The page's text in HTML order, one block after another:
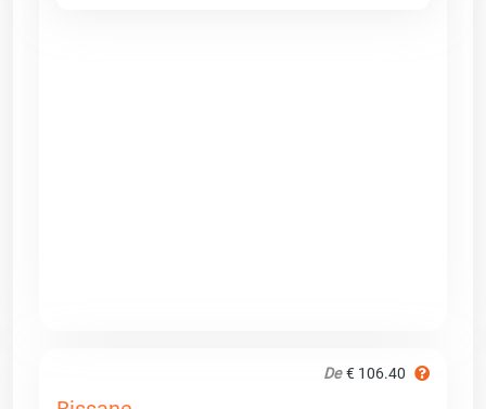
De € 106.40